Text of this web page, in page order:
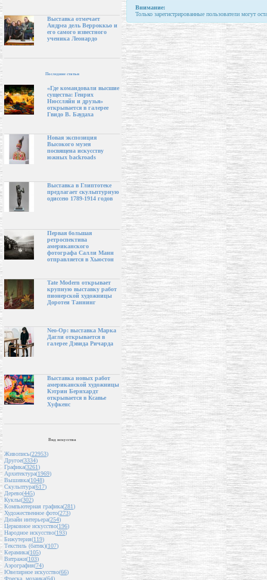
Выставка отмечает
Андреа дель Верроккьо и
его самого известного
ученика Леонардо
Последние статьи
«Где командовали высшие
существа: Генрих
Нюссляйн и друзья»
открывается в галерее
Гвидо В. Баудаха
Новая экспозиция
Высокого музея
посвящена искусству
южных backroads
Выставка в Глиптотеке
предлагает скульптурную
одиссею 1789-1914 годов
Первая большая
ретроспектива
американского
фотографа Салли Манн
отправляется в Хьюстон
Tate Modern открывает
крупную выставку работ
пионерской художницы
Доротеи Таннинг
Neo-Op: выставка Марка
Дагли открывается в
галерее Дэвида Ричарда
Выставка новых работ
американской художницы
Кэтрин Бернхардт
открывается в Ксавье
Хуфкенс
Вид искусства
Живопись(22953)
Другое(3334)
Графика(3261)
Архитектура(1969)
Вышивка(1048)
Скульптура(617)
Дерево(445)
Куклы(302)
Компьютерная графика(281)
Художественное фото(273)
Дизайн интерьера(254)
Церковное искусство(196)
Народное искусство(193)
Бижутерия(119)
Текстиль (батик)(107)
Керамика(105)
Витражи(103)
Аэрография(74)
Ювелирное искусство(66)
Внимание:
Только зарегистрированные пользователи могут